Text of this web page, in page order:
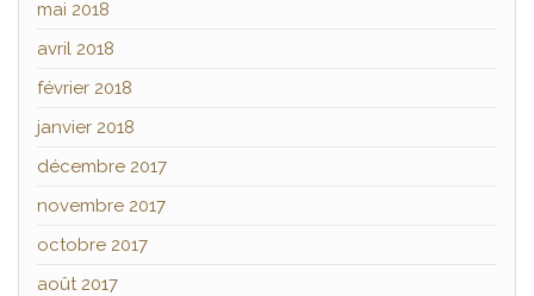
mai 2018
avril 2018
février 2018
janvier 2018
décembre 2017
novembre 2017
octobre 2017
août 2017